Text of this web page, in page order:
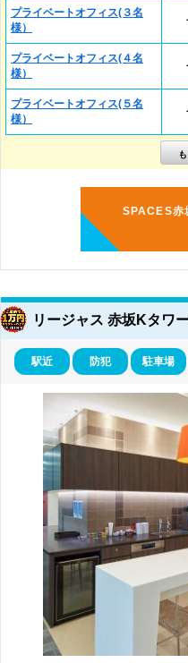
プライベートオフィス(３名
様）
プライベートオフィス(４名
様）
プライベートオフィス(５名
様）
SPACES赤
リージャス 赤坂Kタワ
駅近 防犯 駐車場